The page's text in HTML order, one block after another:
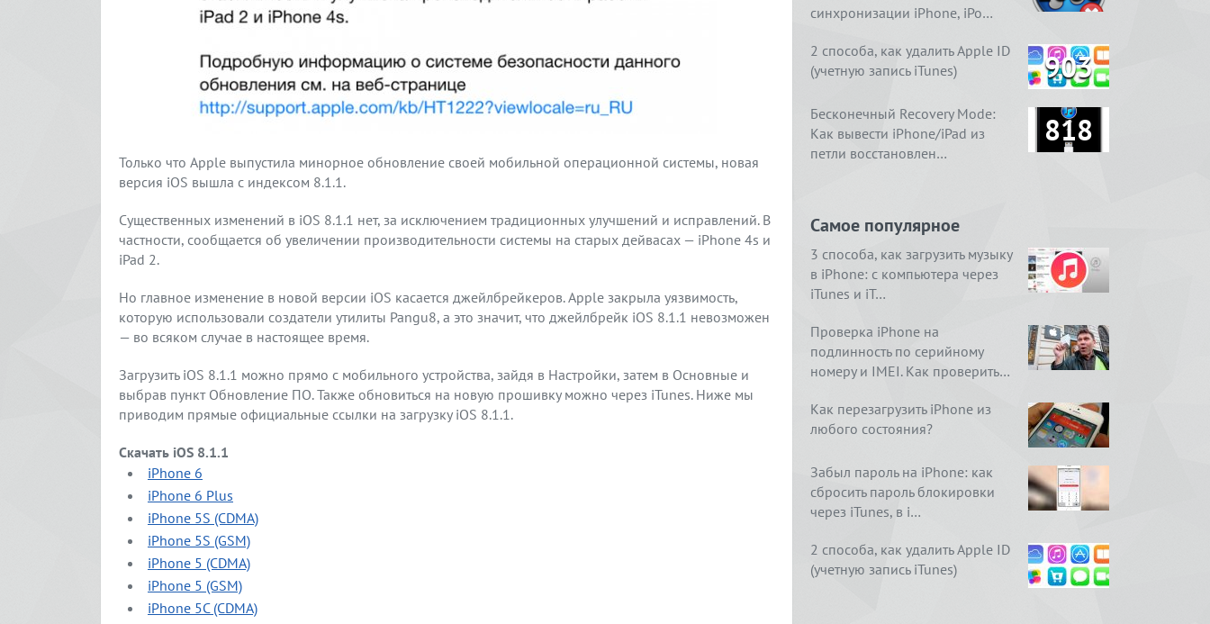
Только что Apple выпустила минорное обновление своей мобильной операционной системы, новая
версия iOS вышла c индексом 8.1.1.
Существенных изменений в iOS 8.1.1 нет, за исключением традиционных улучшений и исправлений. В
частности, сообщается об увеличении производительности системы на старых дейвасах — iPhone 4s и
iPad 2.
Но главное изменение в новой версии iOS касается джейлбрейкеров. Apple закрыла уязвимость,
которую использовали создатели утилиты Pangu8, а это значит, что джейлбрейк iOS 8.1.1 невозможен
— во всяком случае в настоящее время.
Загрузить iOS 8.1.1 можно прямо с мобильного устройства, зайдя в Настройки, затем в Основные и
выбрав пункт Обновление ПО. Также обновиться на новую прошивку можно через iTunes. Ниже мы
приводим прямые официальные ссылки на загрузку iOS 8.1.1.
Скачать iOS 8.1.1
iPhone 6
iPhone 6 Plus
iPhone 5S (CDMA)
iPhone 5S (GSM)
iPhone 5 (CDMA)
iPhone 5 (GSM)
iPhone 5C (CDMA)
синхронизации iPhone, iPo…
2 способа, как удалить Apple ID
(учетную запись iTunes)
903
Бесконечный Recovery Mode:
Как вывести iPhone/iPad из
петли восстановлен…
818
Самое популярное
3 способа, как загрузить музыку
в iPhone: с компьютера через
iTunes и iT…
Проверка iPhone на
подлинность по серийному
номеру и IMEI. Как проверить…
Как перезагрузить iPhone из
любого состояния?
Забыл пароль на iPhone: как
сбросить пароль блокировки
через iTunes, в i…
2 способа, как удалить Apple ID
(учетную запись iTunes)